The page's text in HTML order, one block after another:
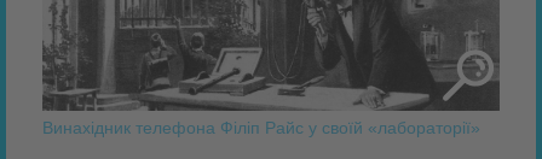
Винахідник телефона Філіп Райс у своїй «лабораторії»